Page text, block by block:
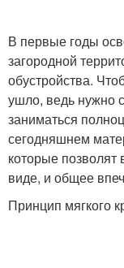
В первые годы
загородной
обустройства.
ушло, ведь нужно
заниматься
сегодняшнем
которые позволят
виде, и общее
Принцип мягкого